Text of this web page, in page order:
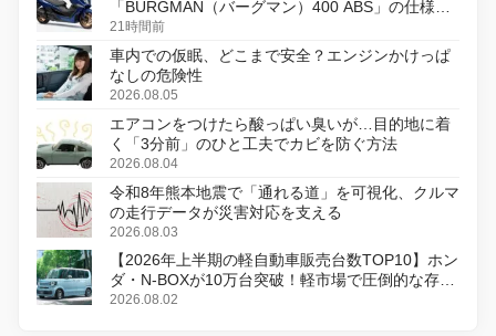
「BURGMAN（バーグマン）400 ABS」の仕様を
変更し、8月18日に発売
21時間前
車内での仮眠、どこまで安全？エンジンかけっぱ
なしの危険性
2026.08.05
エアコンをつけたら酸っぱい臭いが…目的地に着
く「3分前」のひと工夫でカビを防ぐ方法
2026.08.04
令和8年熊本地震で「通れる道」を可視化、クルマ
の走行データが災害対応を支える
2026.08.03
【2026年上半期の軽自動車販売台数TOP10】ホン
ダ・N-BOXが10万台突破！軽市場で圧倒的な存在
感
2026.08.02